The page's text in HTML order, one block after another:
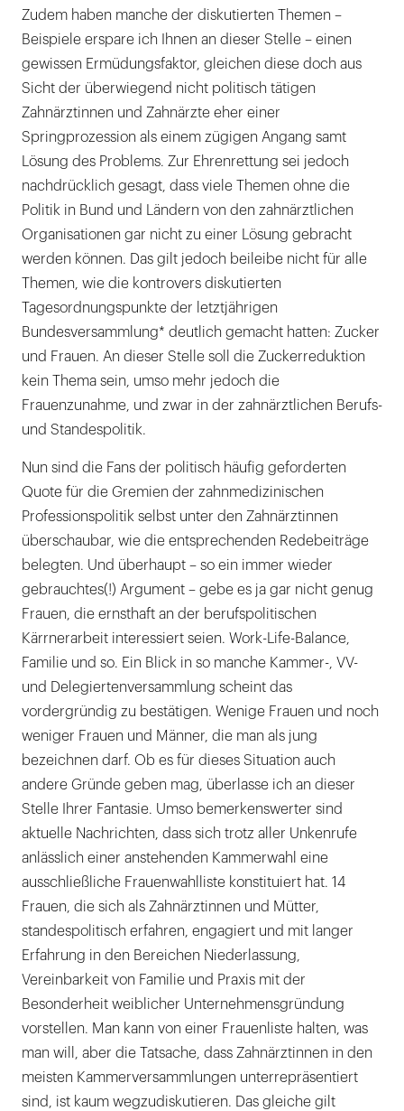
Zudem haben manche der diskutierten Themen –
Beispiele erspare ich Ihnen an dieser Stelle – einen
gewissen Ermüdungsfaktor, gleichen diese doch aus
Sicht der überwiegend nicht politisch tätigen
Zahnärztinnen und Zahnärzte eher einer
Springprozession als einem zügigen Angang samt
Lösung des Problems. Zur Ehrenrettung sei jedoch
nachdrücklich gesagt, dass viele Themen ohne die
Politik in Bund und Ländern von den zahnärztlichen
Organisationen gar nicht zu einer Lösung gebracht
werden können. Das gilt jedoch beileibe nicht für alle
Themen, wie die kontrovers diskutierten
Tagesordnungspunkte der letztjährigen
Bundesversammlung* deutlich gemacht hatten: Zucker
und Frauen. An dieser Stelle soll die Zuckerreduktion
kein Thema sein, umso mehr jedoch die
Frauenzunahme, und zwar in der zahnärztlichen Berufs-
und Standespolitik.
Nun sind die Fans der politisch häufig geforderten
Quote für die Gremien der zahnmedizinischen
Professionspolitik selbst unter den Zahnärztinnen
überschaubar, wie die entsprechenden Redebeiträge
belegten. Und überhaupt – so ein immer wieder
gebrauchtes(!) Argument – gebe es ja gar nicht genug
Frauen, die ernsthaft an der berufspolitischen
Kärrnerarbeit interessiert seien. Work-Life-Balance,
Familie und so. Ein Blick in so manche Kammer-, VV-
und Delegiertenversammlung scheint das
vordergründig zu bestätigen. Wenige Frauen und noch
weniger Frauen und Männer, die man als jung
bezeichnen darf. Ob es für dieses Situation auch
andere Gründe geben mag, überlasse ich an dieser
Stelle Ihrer Fantasie. Umso bemerkenswerter sind
aktuelle Nachrichten, dass sich trotz aller Unkenrufe
anlässlich einer anstehenden Kammerwahl eine
ausschließliche Frauenwahlliste konstituiert hat. 14
Frauen, die sich als Zahnärztinnen und Mütter,
standespolitisch erfahren, engagiert und mit langer
Erfahrung in den Bereichen Niederlassung,
Vereinbarkeit von Familie und Praxis mit der
Besonderheit weiblicher Unternehmensgründung
vorstellen. Man kann von einer Frauenliste halten, was
man will, aber die Tatsache, dass Zahnärztinnen in den
meisten Kammerversammlungen unterrepräsentiert
sind, ist kaum wegzudiskutieren. Das gleiche gilt